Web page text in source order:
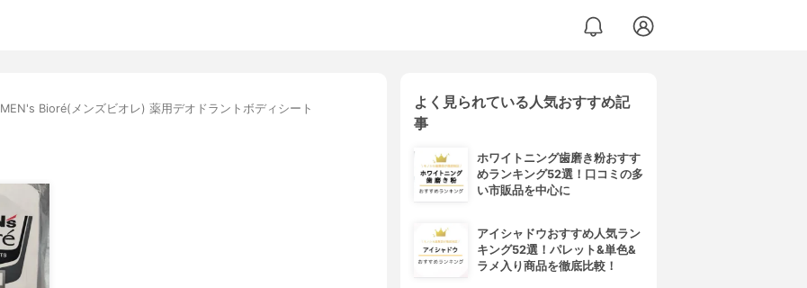
MEN's Bioré(メンズビオレ) 薬用デオドラントボディシート
よく見られている人気おすすめ記
事
ホワイトニング歯磨き粉おすす
めランキング52選！口コミの多
い市販品を中心に
アイシャドウおすすめ人気ラン
キング52選！パレット&単色&
ラメ入り商品を徹底比較！